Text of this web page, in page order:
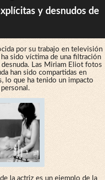
y desnudos de
por su trabajo en televisión
sido víctima de una filtración
Las Miriam Eliot fotos
han sido compartidas en
lo que ha tenido un impacto
la actriz es un ejemplo de la